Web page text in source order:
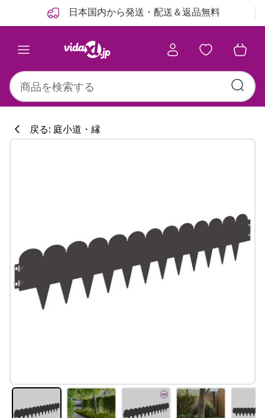
日本国内から発送・配送＆返品無料
戻る: 庭小道・縁